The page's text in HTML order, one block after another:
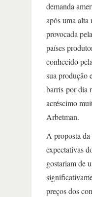
demanda
após uma alta
provocada
países
conhecido
sua produção
barris por dia
acréscimo
Arbetman.
A proposta da
expectativas
gostariam de
preços dos